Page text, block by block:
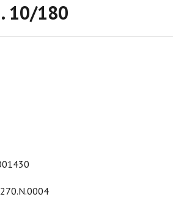
10/180